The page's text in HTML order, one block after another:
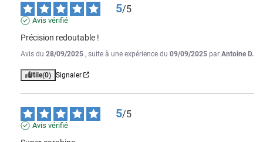
5/5
Avis vérifié
Précision redoutable !
Avis du 28/09/2025 , suite à une expérience du 09/09/2025 par Antoine D.
Utile(0) Signaler
5/5
Avis vérifié